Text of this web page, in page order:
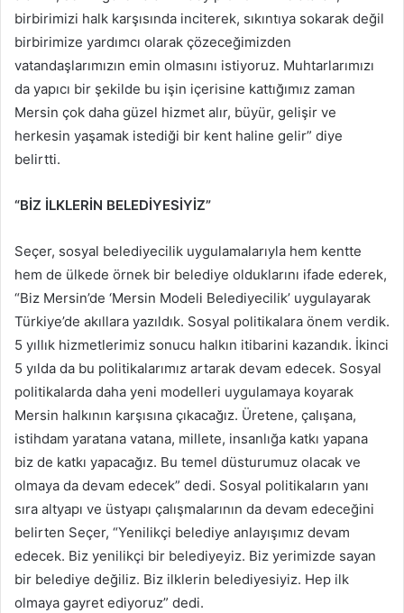
birbirimizi halk karşısında inciterek, sıkıntıya sokarak değil
birbirimize yardımcı olarak çözeceğimizden
vatandaşlarımızın emin olmasını istiyoruz. Muhtarlarımızı
da yapıcı bir şekilde bu işin içerisine kattığımız zaman
Mersin çok daha güzel hizmet alır, büyür, gelişir ve
herkesin yaşamak istediği bir kent haline gelir” diye
belirtti.
“BİZ İLKLERİN BELEDİYESİYİZ”
Seçer, sosyal belediyecilik uygulamalarıyla hem kentte
hem de ülkede örnek bir belediye olduklarını ifade ederek,
“Biz Mersin’de ‘Mersin Modeli Belediyecilik’ uygulayarak
Türkiye’de akıllara yazıldık. Sosyal politikalara önem verdik.
5 yıllık hizmetlerimiz sonucu halkın itibarini kazandık. İkinci
5 yılda da bu politikalarımız artarak devam edecek. Sosyal
politikalarda daha yeni modelleri uygulamaya koyarak
Mersin halkının karşısına çıkacağız. Üretene, çalışana,
istihdam yaratana vatana, millete, insanlığa katkı yapana
biz de katkı yapacağız. Bu temel düsturumuz olacak ve
olmaya da devam edecek” dedi. Sosyal politikaların yanı
sıra altyapı ve üstyapı çalışmalarının da devam edeceğini
belirten Seçer, “Yenilikçi belediye anlayışımız devam
edecek. Biz yenilikçi bir belediyeyiz. Biz yerimizde sayan
bir belediye değiliz. Biz ilklerin belediyesiyiz. Hep ilk
olmaya gayret ediyoruz” dedi.